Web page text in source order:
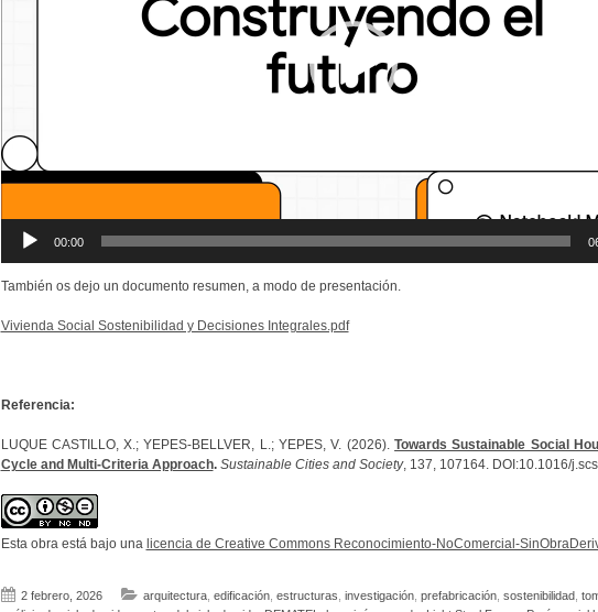
00:00
También os dejo un documento resumen, a modo de presentación.
Vivienda Social Sostenibilidad y Decisiones Integrales.pdf
Referencia:
LUQUE CASTILLO, X.; YEPES-BELLVER, L.; YEPES, V. (2026).Towards Sustainable Social
Cycle and Multi-Criteria Approach. Sustainable Cities and Society, 137, 107164. DOI:10.1016/
Esta obra está bajo una licencia de Creative Commons Reconocimiento-NoComercial-
2 febrero, 2026 arquitectura, edificación, estructuras investigación, prefabricación, sostenibilidad,